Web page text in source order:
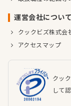
運営会社について
クックビズ株式会
アクセスマップ
クッ
して